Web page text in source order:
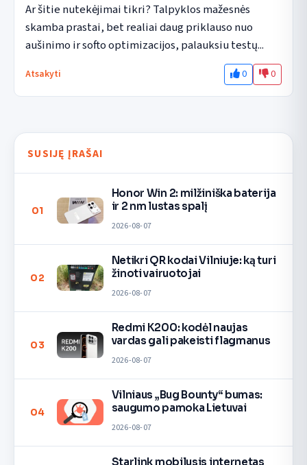
Ar šitie nutekėjimai tikri? Talpyklos mažesnės
skamba prastai, bet realiai daug priklauso nuo
aušinimo ir softo optimizacijos, palauksiu testų...
Atsakyti 0 0
SUSIJĘ ĮRAŠAI
01
Honor Win 2: milžiniška baterija
ir 2 nm lustas spalį
2026-08-07
02
Netikri QR kodai Vilniuje: ką turi
žinoti vairuotojai
2026-08-07
03
Redmi K200: kodėl naujas
vardas gali pakeisti flagmanus
2026-08-07
04
Vilniaus „Bug Bounty“ bumas:
saugumo pamoka Lietuvai
2026-08-07
Starlink mobilusis internetas